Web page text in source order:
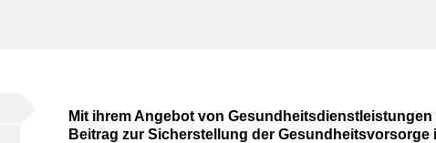
Mit ihrem Angebot von
Beitrag zur Sicherstellung der